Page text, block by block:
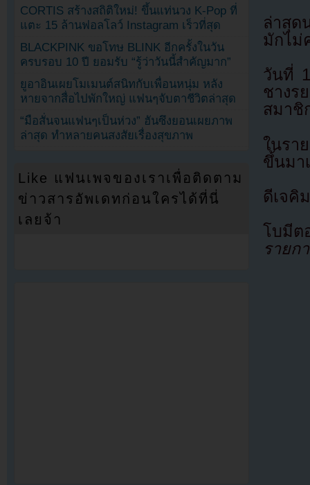
ล่าสุด
มักไม่
วันที่
ชางร
สมาชิ
ในรา
ขึ้นมา
ดีเจคิ
โบมี
รายก
CORTIS สร้างสถิติใหม่! ขึ้นแท่นวง K-Pop ที่
แตะ 15 ล้านฟอลโลว์ Instagram เร็วที่สุด
BLACKPINK ขอโทษ BLINK อีกครั้งในวัน
ครบรอบ 10 ปี ยอมรับ “รู้ว่าวันนี้สำคัญมาก”
ยูอาอินเผยโมเมนต์สนิทกับเพื่อนหนุ่ม หลัง
หายจากสื่อไปพักใหญ่ แฟนๆจับตาชีวิตล่าสุด
“มือสั่นจนแฟนๆเป็นห่วง” ฮันซึงยอนเผยภาพ
ล่าสุด ทำหลายคนสงสัยเรื่องสุขภาพ
Like แฟนเพจของเราเพื่อติดตาม
ข่าวสารอัพเดทก่อนใครได้ที่นี่
เลยจ้า